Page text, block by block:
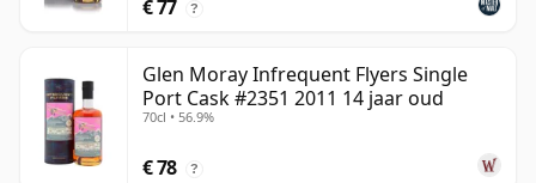
€ 77 ?
Glen Moray Infrequent Flyers Single
Port Cask #2351 2011 14 jaar oud
70cl • 56.9%
€ 78 ?